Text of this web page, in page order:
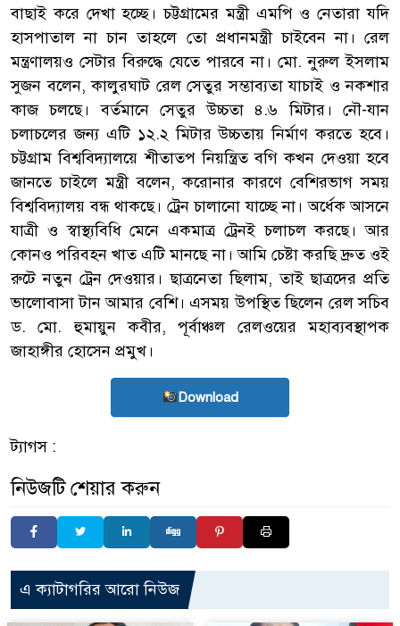
বাছাই করে দেখা হচ্ছে। চট্টগ্রামের মন্ত্রী এমপি ও নেতারা যদি
হাসপাতাল না চান তাহলে তো প্রধানমন্ত্রী চাইবেন না। রেল
মন্ত্রণালয়ও সেটার বিরুদ্ধে যেতে পারবে না। মো. নুরুল ইসলাম
সুজন বলেন, কালুরঘাট রেল সেতুর সম্ভাব্যতা যাচাই ও নকশার
কাজ চলছে। বর্তমানে সেতুর উচ্চতা ৪.৬ মিটার। নৌ-যান
চলাচলের জন্য এটি ১২.২ মিটার উচ্চতায় নির্মাণ করতে হবে।
চট্টগ্রাম বিশ্ববিদ্যালয়ে শীতাতপ নিয়ন্ত্রিত বগি কখন দেওয়া হবে
জানতে চাইলে মন্ত্রী বলেন, করোনার কারণে বেশিরভাগ সময়
বিশ্ববিদ্যালয় বন্ধ থাকছে। ট্রেন চালানো যাচ্ছে না। অর্ধেক আসনে
যাত্রী ও স্বাস্থ্যবিধি মেনে একমাত্র ট্রেনই চলাচল করছে। আর
কোনও পরিবহন খাত এটি মানছে না। আমি চেষ্টা করছি দ্রুত ওই
রুটে নতুন ট্রেন দেওয়ার। ছাত্রনেতা ছিলাম, তাই ছাত্রদের প্রতি
ভালোবাসা টান আমার বেশি। এসময় উপস্থিত ছিলেন রেল সচিব
ড. মো. হুমায়ুন কবীর, পূর্বাঞ্চল রেলওয়ের মহাব্যবস্থাপক
জাহাঙ্গীর হোসেন প্রমুখ।
Download
ট্যাগস :
নিউজটি শেয়ার করুন
এ ক্যাটাগরির আরো নিউজ